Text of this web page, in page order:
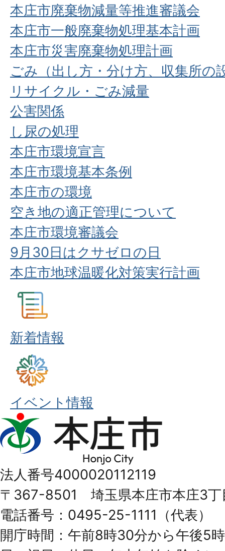
本庄市廃棄物減量等推進審議会
本庄市一般廃棄物処理基本計画
本庄市災害廃棄物処理計画
ごみ（出し方・分け方、収集所の
リサイクル・ごみ減量
公害関係
し尿の処理
本庄市環境宣言
本庄市環境基本条例
本庄市の環境
空き地の適正管理について
本庄市環境審議会
9月30日はクサゼロの日
本庄市地球温暖化対策実行計画
新着情報
イベント情報
本
庄
Honjo
City
法人番号4000020112119
〒367-8501 埼玉県本庄市本庄3丁
電話番号：0495-25-1111（代表）
開庁時間：午前8時30分から午後5